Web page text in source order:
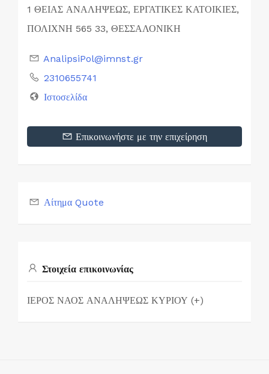
1 ΘΕΙΑΣ ΑΝΑΛΗΨΕΩΣ, ΕΡΓΑΤΙΚΕΣ ΚΑΤΟΙΚΙΕΣ,
ΠΟΛΙΧΝΗ 565 33, ΘΕΣΣΑΛΟΝΙΚΗ
AnalipsiPol@imnst.gr
2310655741
Ιστοσελίδα
Επικοινωνήστε με την επιχείρηση
Αίτημα Quote
Στοιχεία επικοινωνίας
ΙΕΡΟΣ ΝΑΟΣ ΑΝΑΛΗΨΕΩΣ ΚΥΡΙΟΥ (+)